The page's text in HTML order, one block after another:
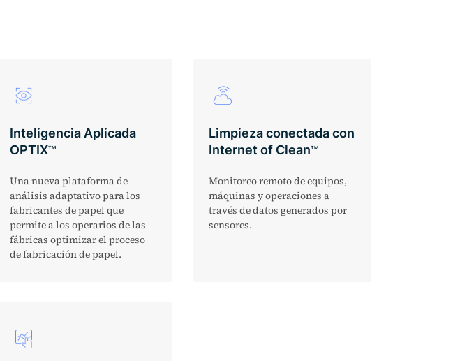
Inteligencia Aplicada
OPTIXTM
Una nueva plataforma de
análisis adaptativo para los
fabricantes de papel que
permite a los operarios de las
fábricas optimizar el proceso
de fabricación de papel.
Limpieza conectada con
Internet of CleanTM
Monitoreo remoto de equipos,
máquinas y operaciones a
través de datos generados por
sensores.